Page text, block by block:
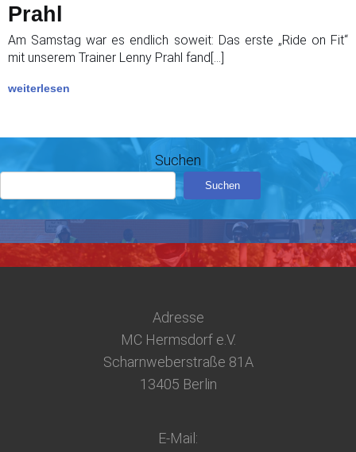
Prahl
Am Samstag war es endlich soweit: Das erste „Ride on Fit“
mit unserem Trainer Lenny Prahl fand[…]
weiterlesen
Suchen
Suchen
Adresse
MC Hermsdorf e.V.
Scharnweberstraße 81A
13405 Berlin
E-Mail: